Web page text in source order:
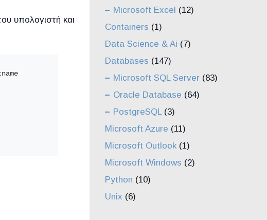
υπολογιστή και
Microsoft Excel (12)
Containers (1)
Data Science & Ai (7)
Databases (147)
Microsoft SQL Server (83)
Oracle Database (64)
PostgreSQL(3)
Microsoft Azure (11)
Microsoft Outlook (1)
Microsoft Windows (2)
Python (10)
Unix (6)